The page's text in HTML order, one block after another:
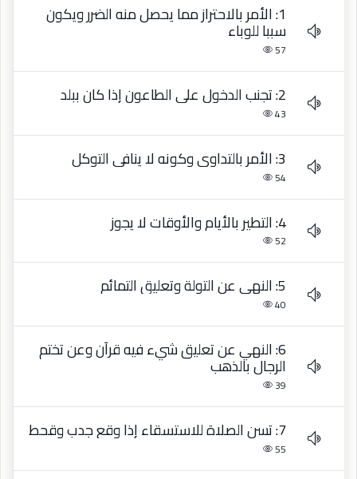
1: الأمر بالاحتراز مما يحصل منه الضرر ويكون
سببا للوباء
57
2: تجنب الدخول على الطاعون إذا كان ببلد
43
3: الأمر بالتداوي وكونه لا ينافي التوكل
54
4: التطير بالأيام والأوقات لا يجوز
52
5: النهي عن التولة وتعليق التمائم
40
6: النهي عن تعليق شيء فيه قرآن وعن تختم
الرجال بالذهب
39
7: تسن الصلاة للاستسقاء إذا وقع جدب وقحط
55